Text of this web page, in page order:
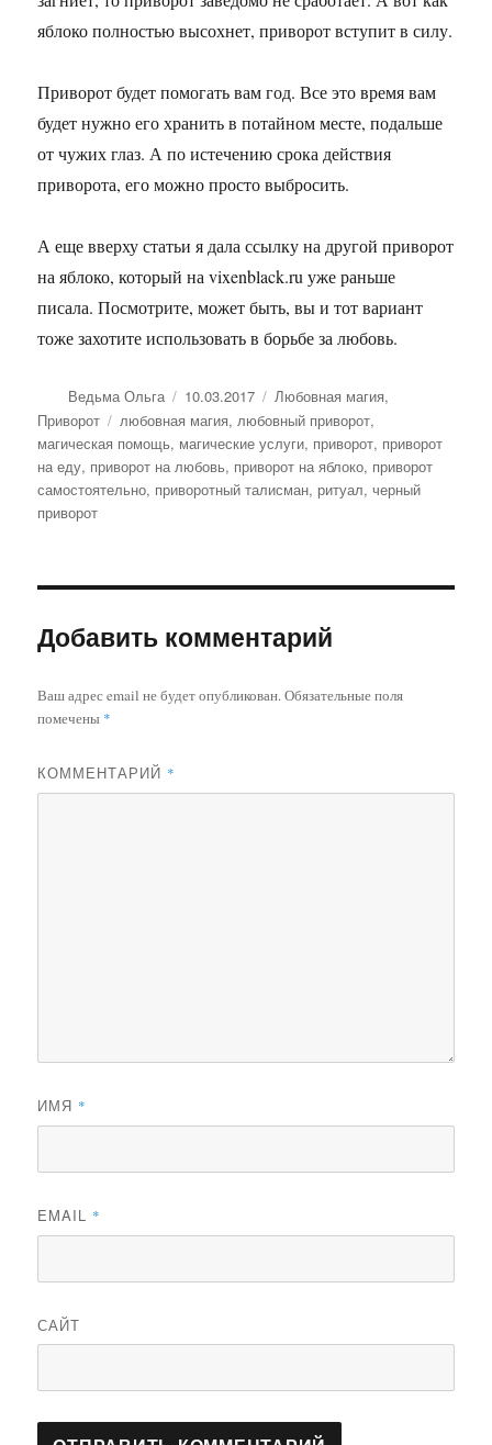
яблоко полностью высохнет, приворот вступит в силу.
Приворот будет помогать вам год. Все это время вам
будет нужно его хранить в потайном месте, подальше
от чужих глаз. А по истечению срока действия
приворота, его можно просто выбросить.
А еще вверху статьи я дала ссылку на другой приворот
на яблоко, который на vixenblack.ru уже раньше
писала. Посмотрите, может быть, вы и тот вариант
тоже захотите использовать в борьбе за любовь.
Автор
Ведьма Ольга Опубликовано
10.03.2017 Рубрики
Любовная магия,
Приворот
Метки
любовная магия,любовный приворот,
магическая помощь, магические услуги, приворот, приворот
на еду, приворот на любовь, приворот на яблоко, приворот
самостоятельно, приворотный талисман, ритуал,черный
приворот
Добавить комментарий
Ваш адрес email не будет опубликован.Обязательные поля
помечены *
КОММЕНТАРИЙ *
ИМЯ *
EMAIL *
САЙТ